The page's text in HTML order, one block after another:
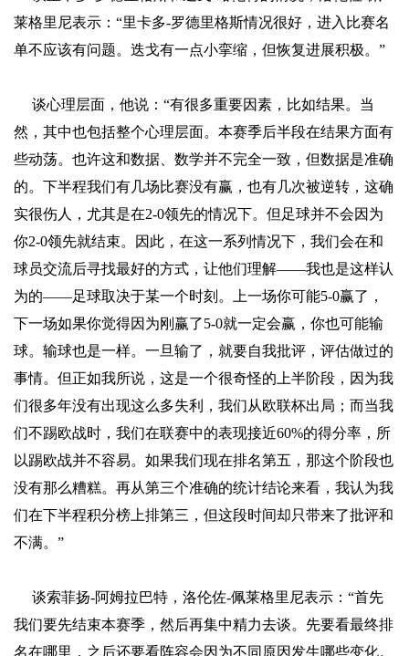
莱格里尼表示：“里卡多-罗德里格斯情况很好，进入比赛名
单不应该有问题。迭戈有一点小挛缩，但恢复进展积极。”
谈心理层面，他说：“有很多重要因素，比如结果。当
然，其中也包括整个心理层面。本赛季后半段在结果方面有
些动荡。也许这和数据、数学并不完全一致，但数据是准确
的。下半程我们有几场比赛没有赢，也有几次被逆转，这确
实很伤人，尤其是在2-0领先的情况下。但足球并不会因为
你2-0领先就结束。因此，在这一系列情况下，我们会在和
球员交流后寻找最好的方式，让他们理解——我也是这样认
为的——足球取决于某一个时刻。上一场你可能5-0赢了，
下一场如果你觉得因为刚赢了5-0就一定会赢，你也可能输
球。输球也是一样。一旦输了，就要自我批评，评估做过的
事情。但正如我所说，这是一个很奇怪的上半阶段，因为我
们很多年没有出现这么多失利，我们从欧联杯出局；而当我
们不踢欧战时，我们在联赛中的表现接近60%的得分率，所
以踢欧战并不容易。如果我们现在排名第五，那这个阶段也
没有那么糟糕。再从第三个准确的统计结论来看，我认为我
们在下半程积分榜上排第三，但这段时间却只带来了批评和
不满。”
谈索菲扬-阿姆拉巴特，洛伦佐-佩莱格里尼表示：“首先
我们要先结束本赛季，然后再集中精力去谈。先要看最终排
名在哪里，之后还要看阵容会因为不同原因发生哪些变化。